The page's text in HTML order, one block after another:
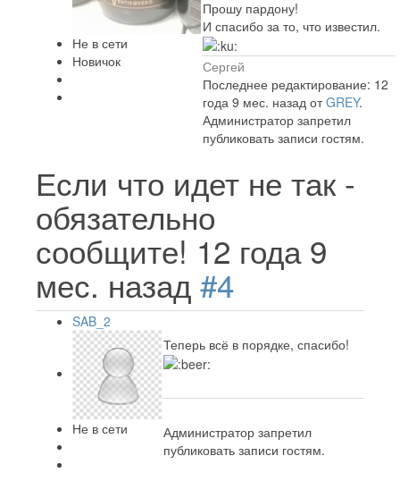
Не в сети
Новичок
Прошу пардону!
И спасибо за то, что известил.
Сергей
Последнее редактирование: 12
года 9 мес. назад отGREY.
Администратор запретил
публиковать записи гостям.
Если что идет не так -
обязательно
сообщите! 12 года 9
мес. назад #4
SAB_2
Не в сети
Теперь всё в порядке, спасибо!
Администратор запретил
публиковать записи гостям.